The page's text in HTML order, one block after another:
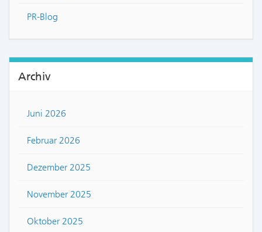
PR-Blog
Archiv
Juni 2026
Februar 2026
Dezember 2025
November 2025
Oktober 2025